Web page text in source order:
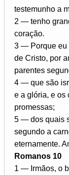
testemunho a
2 — tenho
coração.
3 — Porque eu
de Cristo, por
parentes
4 — que são
e a glória, e os
promessas;
5 — dos quais
segundo a
eternamente.
Romanos 10
1 — Irmãos, o